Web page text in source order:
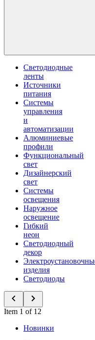
Светодиодные
ленты
Источники
питания
Системы
управления
и
автоматизации
Алюминиевые
профили
Функциональный
свет
Дизайнерский
свет
Системы
освещения
Наружное
освещение
Гибкий
неон
Светодиодный
декор
изделия
Светодиоды
Item 1 of 12
Новинки